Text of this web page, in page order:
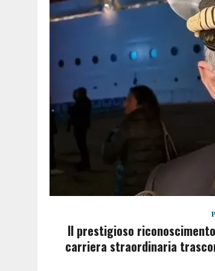
Il prestigioso
carriera straordinaria